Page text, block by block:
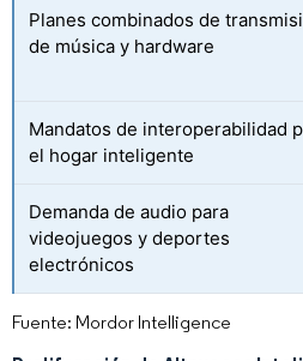
Planes combinados de
de música y hardware
Mandatos de interoperabilidad
el hogar inteligente
Demanda de audio para
videojuegos y deportes
electrónicos
Fuente: Mordor Intelligence